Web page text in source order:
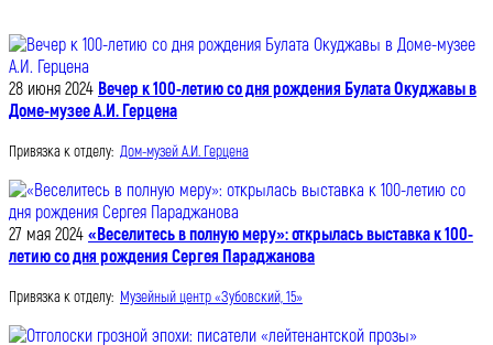
28 июня 2024 Вечер к 100-летию со дня рождения Булата Окуджавы в
Доме-музее А.И. Герцена
Привязка к отделу: Дом-музей А.И. Герцена
27 мая 2024 «Веселитесь в полную меру»: открылась выставка к 100-
летию со дня рождения Сергея Параджанова
Привязка к отделу: Музейный центр «Зубовский, 15»